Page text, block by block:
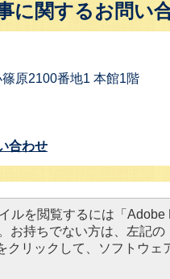
に関するお問い
原2100番地1 本館1階
合わせ
ルを閲覧するには「
お持ちでない方は、左記
クリックして、ソフトウェ